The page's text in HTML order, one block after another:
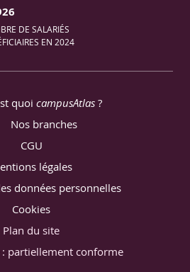
DE SALARIÉS
EN 2024
quoi campusAtlas ?
Nos branches
CGU
légales
données personnelles
Cookies
Plan du site
: partiellement conforme